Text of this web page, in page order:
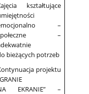
kształtujące
–
–
bieżących potrzeb
projektu
EKRANIE” –